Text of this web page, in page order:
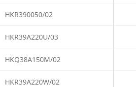
HKR390050/02
HKR39A220U/03
HKQ38A150M/02
HKR39A220W/02